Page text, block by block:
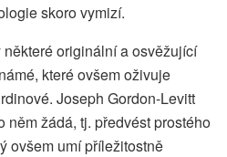
skoro vymizí.
originální a osvěžující
které ovšem oživuje
Joseph Gordon-Levitt
něm žádá, tj. předvést prostého
ovšem umí příležitostně